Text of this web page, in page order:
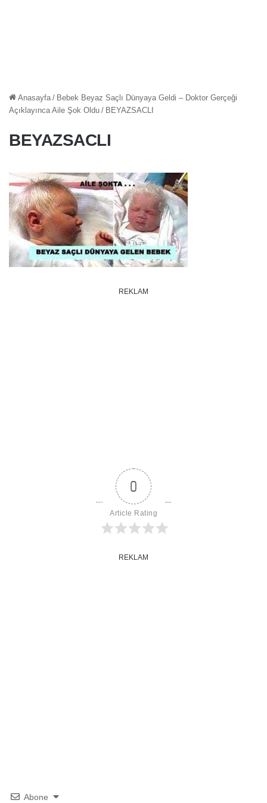
Anasayfa / Bebek Beyaz Saçlı Dünyaya Geldi – Doktor Gerçeği
Açıklayınca Aile Şok Oldu / BEYAZSACLI
BEYAZSACLI
REKLAM
0
Article Rating
REKLAM
Abone